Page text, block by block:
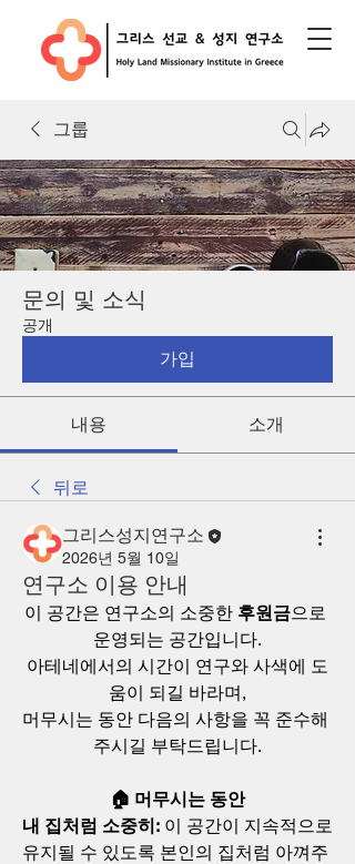
그룹
문의 및 소식
공개
가입
내용 소개
뒤로
그리스성지연구소
2026년 5월 10일
연구소 이용 안내
이 공간은 연구소의 소중한 후원금으로
운영되는 공간입니다.
아테네에서의 시간이 연구와 사색에 도
움이 되길 바라며,
머무시는 동안 다음의 사항을 꼭 준수해
주시길 부탁드립니다.
🏠 머무시는 동안
내 집처럼 소중히: 이 공간이 지속적으로
유지될 수 있도록 본인의 집처럼 아껴주